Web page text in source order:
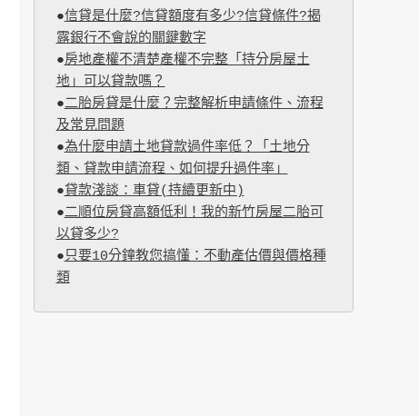
●信貸是什麼?信貸額度有多少?信貸條件?揭
露銀行不會說的關鍵數字
●房地產權不清楚產權不完整「持分房屋土
地」可以貸款嗎？
●二胎房貸是什麼？完整解析申請條件、流程
及常見問題
●為什麼申請土地貸款過件率低？「土地分
類、貸款申請流程、如何提升過件率」
●貸款淺談：車貸(持續更新中)
●二順位房貸高額低利！我的新竹房屋二胎可
以貸多少?
●只要10分鐘教您搞懂：不動產估價與價格種
類